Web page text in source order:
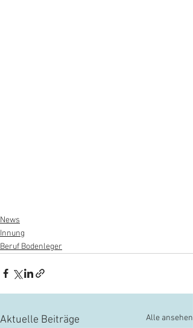
News
Innung
Beruf Bodenleger
Aktuelle Beiträge Alle ansehen